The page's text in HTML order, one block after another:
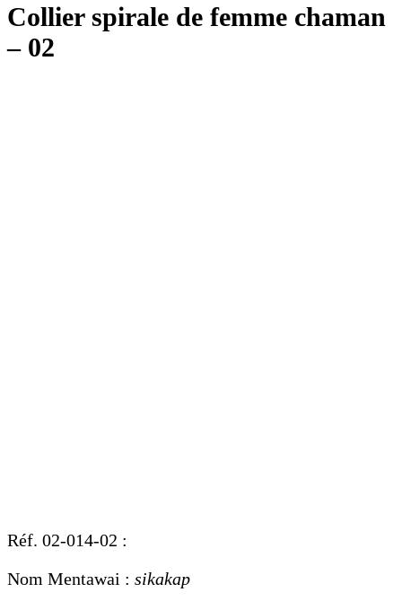
Collier spirale de femme chaman
– 02
Réf. 02-014-02 :
Nom Mentawai : sikakap